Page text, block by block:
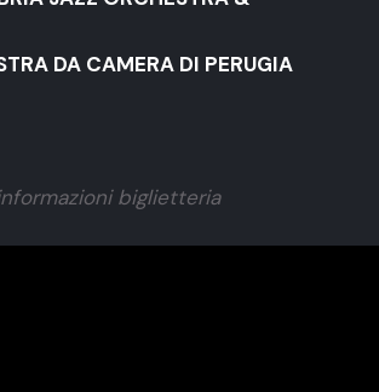
DA CAMERA DI PERUGIA
biglietteria